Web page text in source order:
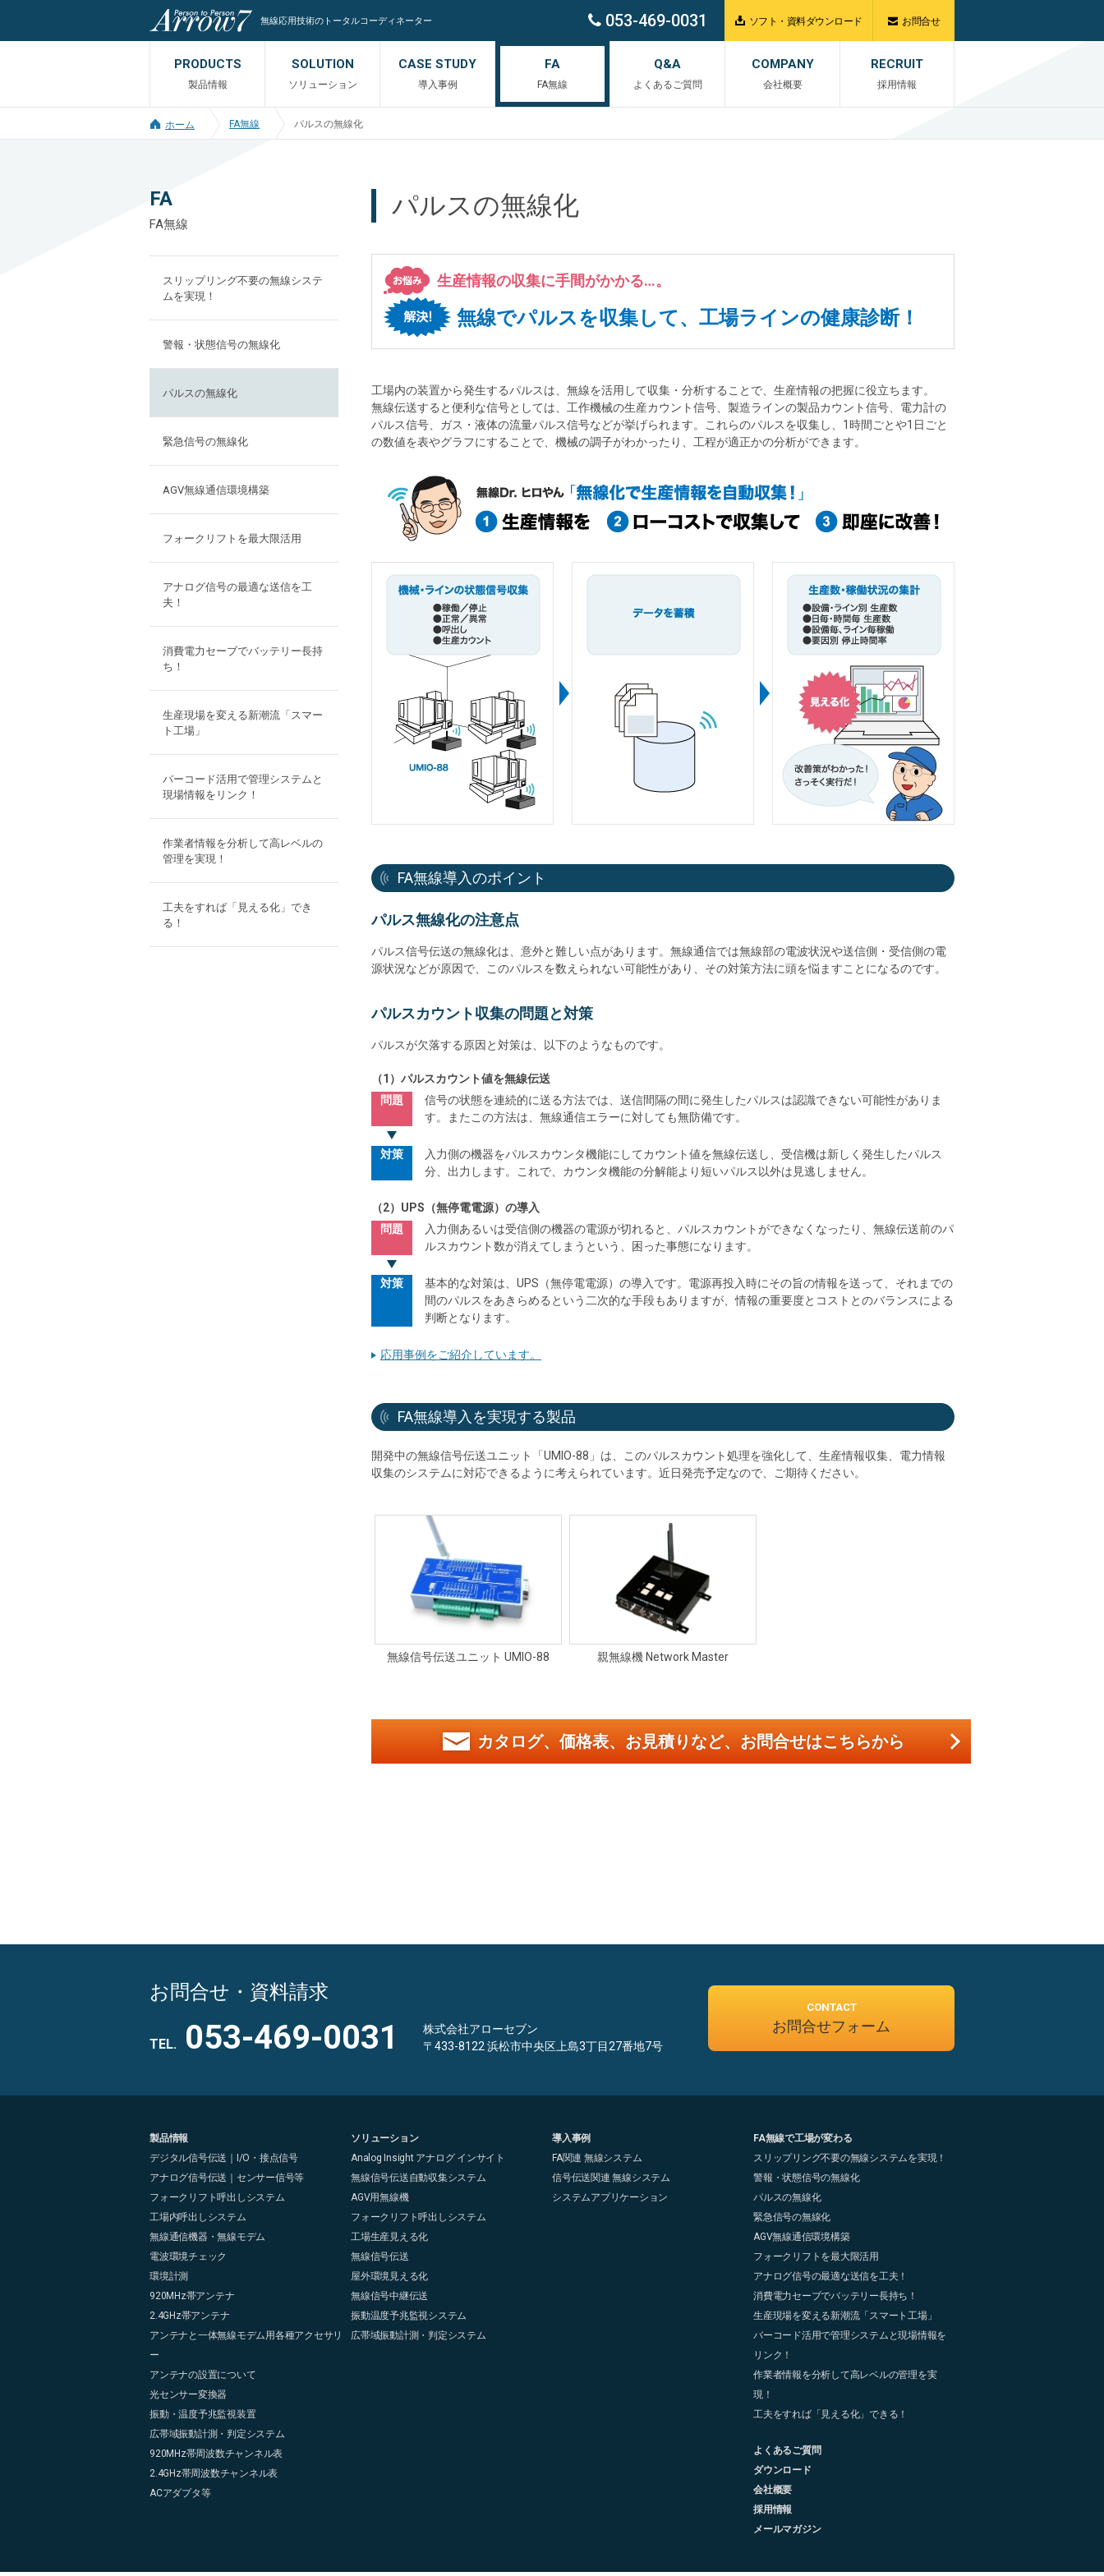
無線応用技術のトータルコーディネーター 053-469-0031 ソフト・資料ダウンロード お問合せ
PRODUCTS
製品情報
SOLUTION
ソリューション
CASE STUDY
導入事例
FA
FA無線
Q&A
よくあるご質問
COMPANY
会社概要
RECRUIT
採用情報
ホーム FA無線 パルスの無線化
パルスの無線化
生産情報の収集に手間がかかる…。
無線でパルスを収集して、工場ラインの健康診断！
工場内の装置から発生するパルスは、無線を活用して収集・分析することで、生産情報の把握に役立ちます。
無線伝送すると便利な信号としては、工作機械の生産カウント信号、製造ラインの製品カウント信号、電力計の
パルス信号、ガス・液体の流量パルス信号などが挙げられます。これらのパルスを収集し、1時間ごとや1日ごと
の数値を表やグラフにすることで、機械の調子がわかったり、工程が適正かの分析ができます。
FA無線導入のポイント
パルス無線化の注意点
パルス信号伝送の無線化は、意外と難しい点があります。無線通信では無線部の電波状況や送信側・受信側の電
源状況などが原因で、このパルスを数えられない可能性があり、その対策方法に頭を悩ますことになるのです。
パルスカウント収集の問題と対策
パルスが欠落する原因と対策は、以下のようなものです。
（1）パルスカウント値を無線伝送
問題
信号の状態を連続的に送る方法では、送信間隔の間に発生したパルスは認識できない可能性がありま
す。またこの方法は、無線通信エラーに対しても無防備です。
対策
入力側の機器をパルスカウンタ機能にしてカウント値を無線伝送し、受信機は新しく発生したパルス
分、出力します。これで、カウンタ機能の分解能より短いパルス以外は見逃しません。
（2）UPS（無停電電源）の導入
問題
入力側あるいは受信側の機器の電源が切れると、パルスカウントができなくなったり、無線伝送前のパ
ルスカウント数が消えてしまうという、困った事態になります。
対策
基本的な対策は、UPS（無停電電源）の導入です。電源再投入時にその旨の情報を送って、それまでの
間のパルスをあきらめるという二次的な手段もありますが、情報の重要度とコストとのバランスによる
判断となります。
応用事例をご紹介しています。
FA無線導入を実現する製品
開発中の無線信号伝送ユニット「UMIO-88」は、このパルスカウント処理を強化して、生産情報収集、電力情報
収集のシステムに対応できるように考えられています。近日発売予定なので、ご期待ください。
無線信号伝送ユニット UMIO-88 親無線機 Network Master
カタログ、価格表、お見積りなど、 お問合せはこちらから
FA
FA無線
スリップリング不要の無線システ
ムを実現！
警報・状態信号の無線化
パルスの無線化
緊急信号の無線化
AGV無線通信環境構築
フォークリフトを最大限活用
アナログ信号の最適な送信を工
夫！
消費電力セーブでバッテリー長持
ち！
生産現場を変える新潮流「スマー
ト工場」
バーコード活用で管理システムと
現場情報をリンク！
作業者情報を分析して高レベルの
管理を実現！
工夫をすれば「見える化」でき
る！
お問合せ・資料請求
TEL. 053-469-0031
株式会社アローセブン
〒433-8122 浜松市中央区上島3丁目27番地7号
CONTACT
お問合せフォーム
製品情報
デジタル信号伝送｜I/O・接点信号
アナログ信号伝送｜センサー信号等
フォークリフト呼出しシステム
工場内呼出しシステム
無線通信機器・無線モデム
電波環境チェック
環境計測
920MHz帯アンテナ
2.4GHz帯アンテナ
アンテナと一体無線モデム用各種アクセサリ
ー
アンテナの設置について
光センサー変換器
振動・温度予兆監視装置
広帯域振動計測・判定システム
920MHz帯周波数チャンネル表
2.4GHz帯周波数チャンネル表
ACアダプタ等
ソリューション
Analog Insight アナログ インサイト
無線信号伝送自動収集システム
AGV用無線機
フォークリフト呼出しシステム
工場生産見える化
無線信号伝送
屋外環境見える化
無線信号中継伝送
振動温度予兆監視システム
広帯域振動計測・判定システム
導入事例
FA関連 無線システム
信号伝送関連 無線システム
システムアプリケーション
FA無線で工場が変わる
スリップリング不要の無線システムを実現！
警報・状態信号の無線化
パルスの無線化
緊急信号の無線化
AGV無線通信環境構築
フォークリフトを最大限活用
アナログ信号の最適な送信を工夫！
消費電力セーブでバッテリー長持ち！
生産現場を変える新潮流「スマート工場」
バーコード活用で管理システムと現場情報を
リンク！
作業者情報を分析して高レベルの管理を実
現！
工夫をすれば「見える化」できる！
よくあるご質問
ダウンロード
会社概要
採用情報
メールマガジン